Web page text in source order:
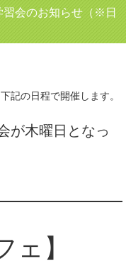
習会のお知らせ（※日
記の日程で開催します。
が木曜日となっ
ェ】